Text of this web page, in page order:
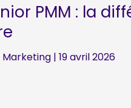
PMM : la
| 19 avril 2026